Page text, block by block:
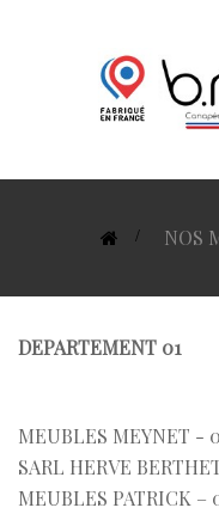
> NOS
DEPARTEMENT 01
MEUBLES MEYNET -
SARL HERVE
MEUBLES PATRICK –